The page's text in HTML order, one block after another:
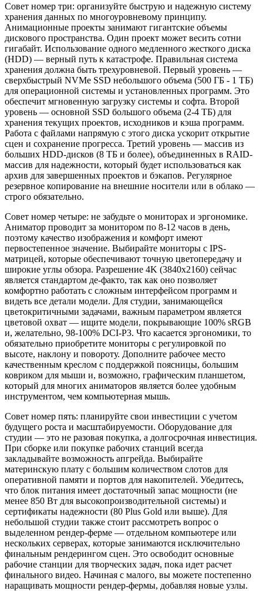
Совет номер три: организуйте быструю и надежную систему
хранения данных по многоуровневому принципу.
Анимационные проекты занимают гигантские объемы
дискового пространства. Один проект может весить сотни
гигабайт. Использование одного медленного жесткого диска
(HDD) — верный путь к катастрофе. Правильная система
хранения должна быть трехуровневой. Первый уровень —
сверхбыстрый NVMe SSD небольшого объема (500 ГБ - 1 ТБ)
для операционной системы и установленных программ. Это
обеспечит мгновенную загрузку системы и софта. Второй
уровень — основной SSD большого объема (2-4 ТБ) для
хранения текущих проектов, исходников и кэша программ.
Работа с файлами напрямую с этого диска ускорит открытие
сцен и сохранение прогресса. Третий уровень — массив из
больших HDD-дисков (8 ТБ и более), объединенных в RAID-
массив для надежности, который будет использоваться как
архив для завершенных проектов и бэкапов. Регулярное
резервное копирование на внешние носители или в облако —
строго обязательно.
Совет номер четыре: не забудьте о мониторах и эргономике.
Аниматор проводит за монитором по 8-12 часов в день,
поэтому качество изображения и комфорт имеют
первостепенное значение. Выбирайте мониторы с IPS-
матрицей, которые обеспечивают точную цветопередачу и
широкие углы обзора. Разрешение 4K (3840x2160) сейчас
является стандартом де-факто, так как оно позволяет
комфортно работать с сложным интерфейсом программ и
видеть все детали модели. Для студии, занимающейся
цветокритичными задачами, важным параметром является
цветовой охват — ищите модели, покрывающие 100% sRGB
и, желательно, 98-100% DCI-P3. Что касается эргономики, то
обязательно приобретите мониторы с регулировкой по
высоте, наклону и повороту. Дополните рабочее место
качественным креслом с поддержкой поясницы, большим
ковриком для мыши и, возможно, графическим планшетом,
который для многих аниматоров является более удобным
инструментом, чем компьютерная мышь.
Совет номер пять: планируйте свои инвестиции с учетом
будущего роста и масштабируемости. Оборудование для
студии — это не разовая покупка, а долгосрочная инвестиция.
При сборке или покупке рабочих станций всегда
закладывайте возможность апгрейда. Выбирайте
материнскую плату с большим количеством слотов для
оперативной памяти и портов для накопителей. Убедитесь,
что блок питания имеет достаточный запас мощности (не
менее 850 Вт для высокопроизводительной системы) и
сертификаты надежности (80 Plus Gold или выше). Для
небольшой студии также стоит рассмотреть вопрос о
выделенном рендер-ферме — отдельном компьютере или
нескольких серверах, которые занимаются исключительно
финальным рендерингом сцен. Это освободит основные
рабочие станции для творческих задач, пока идет расчет
финального видео. Начиная с малого, вы можете постепенно
наращивать мощности рендер-фермы, добавляя новые узлы.